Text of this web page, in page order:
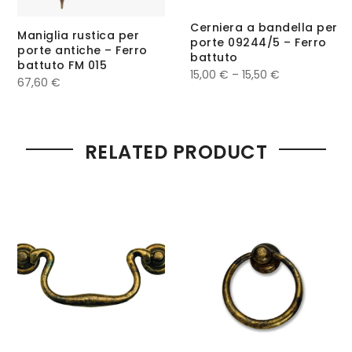
Maniglia rustica per
porte antiche – Ferro
battuto FM 015
67,60 €
Cerniera a bandella per
porte 09244/5 – Ferro
battuto
15,00 € – 15,50 €
RELATED PRODUCT